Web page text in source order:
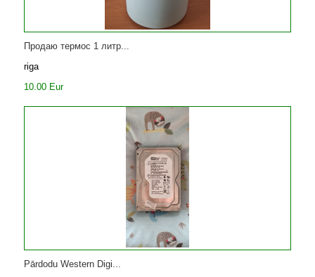
Продаю термос 1 литр...
riga
10.00 Eur
Pārdodu Western Digi...